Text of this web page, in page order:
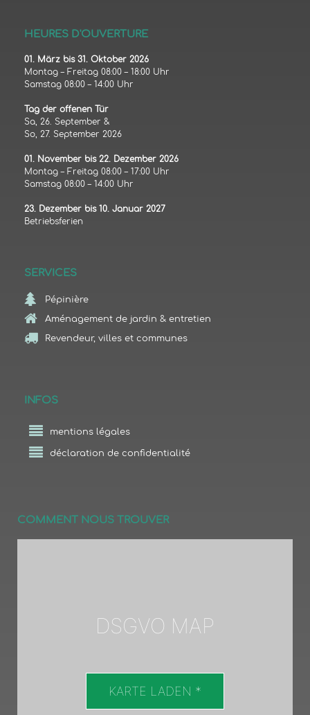
HEURES D'OUVERTURE
01. März bis 31. Oktober 2026
Montag – Freitag 08:00 – 18:00 Uhr
Samstag 08:00 – 14:00 Uhr
Tag der offenen Tür
Sa, 26. September &
So, 27. September 2026
01. November bis 22. Dezember 2026
Montag – Freitag 08:00 – 17:00 Uhr
Samstag 08:00 – 14:00 Uhr
23. Dezember bis 10. Januar 2027
Betriebsferien
SERVICES
Pépinière
Aménagement de jardin & entretien
Revendeur, villes et communes
INFOS
mentions légales
déclaration de confidentialité
COMMENT NOUS TROUVER
DSGVO MAP
KARTE LADEN *